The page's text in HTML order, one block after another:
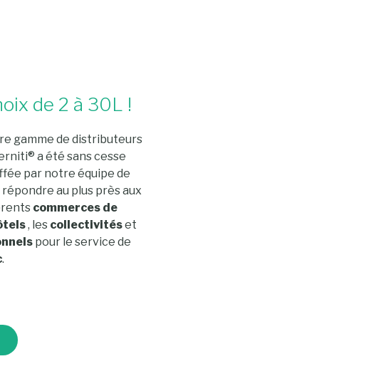
de 2 à 30L !
gamme de distributeurs
a été sans cesse
par notre équipe de
au plus près aux
commerces de
, les collectivitéset
pour le service de
.